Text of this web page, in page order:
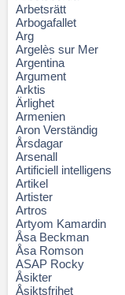
Arbetsrätt
Arbogafallet
Arg
Argelès sur Mer
Argentina
Argument
Arktis
Ärlighet
Armenien
Aron Verständig
Årsdagar
Arsenall
Artificiell intelligens
Artikel
Artister
Artros
Artyom Kamardin
Åsa Beckman
Åsa Romson
ASAP Rocky
Åsikter
Åsiktsfrihet